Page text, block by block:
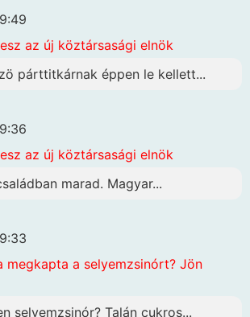
az új köztársasági elnök
párttitkárnak éppen le kellett...
az új köztársasági elnök
marad. Magyar...
megkapta a selyemzsinórt? Jön
selyemzsinór? Talán cukros...